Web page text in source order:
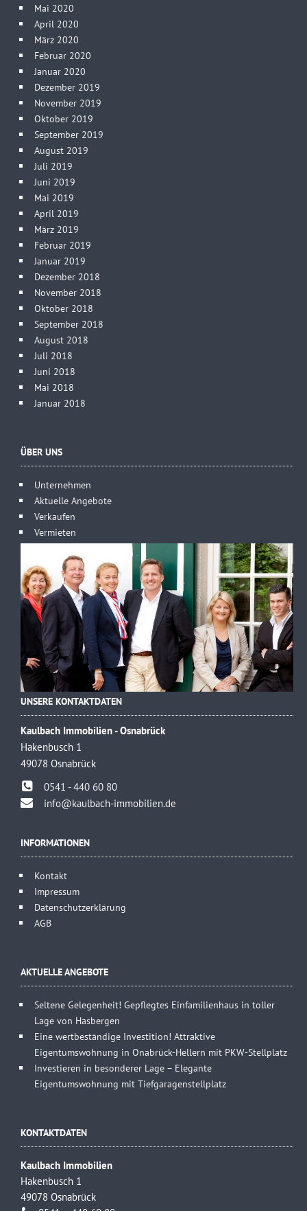
Mai 2020
April 2020
März 2020
Februar 2020
Januar 2020
Dezember 2019
November 2019
Oktober 2019
September 2019
August 2019
Juli 2019
Juni 2019
Mai 2019
April 2019
März 2019
Februar 2019
Januar 2019
Dezember 2018
November 2018
Oktober 2018
September 2018
August 2018
Juli 2018
Juni 2018
Mai 2018
Januar 2018
ÜBER UNS
Unternehmen
Aktuelle Angebote
Verkaufen
Vermieten
UNSERE KONTAKTDATEN
Kaulbach Immobilien - Osnabrück
Hakenbusch 1
49078 Osnabrück
0541 - 440 60 80
info@kaulbach-immobilien.de
INFORMATIONEN
Kontakt
Impressum
Datenschutzerklärung
AGB
AKTUELLE ANGEBOTE
Seltene Gelegenheit! Gepflegtes Einfamilienhaus in toller
Lage von Hasbergen
Eine wertbeständige Investition! Attraktive
Eigentumswohnung in Onabrück-Hellern mit PKW-Stellplatz
Investieren in besonderer Lage – Elegante
Eigentumswohnung mit Tiefgaragenstellplatz
KONTAKTDATEN
Kaulbach Immobilien
Hakenbusch 1
49078 Osnabrück